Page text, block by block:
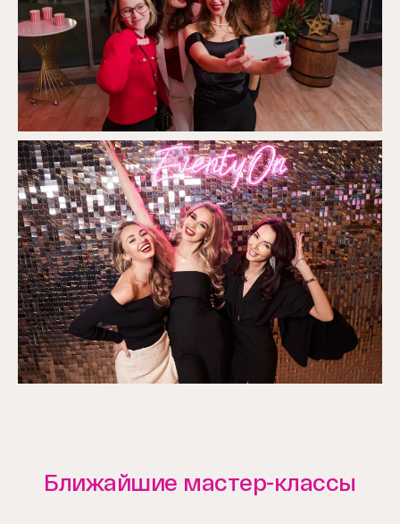
Ближайшие мастер-классы